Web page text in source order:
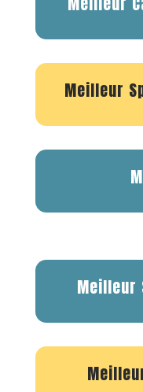
Meilleur
Meilleur